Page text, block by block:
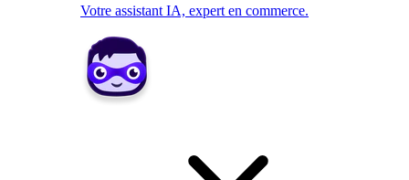
Votre assistant IA, expert en commerce.